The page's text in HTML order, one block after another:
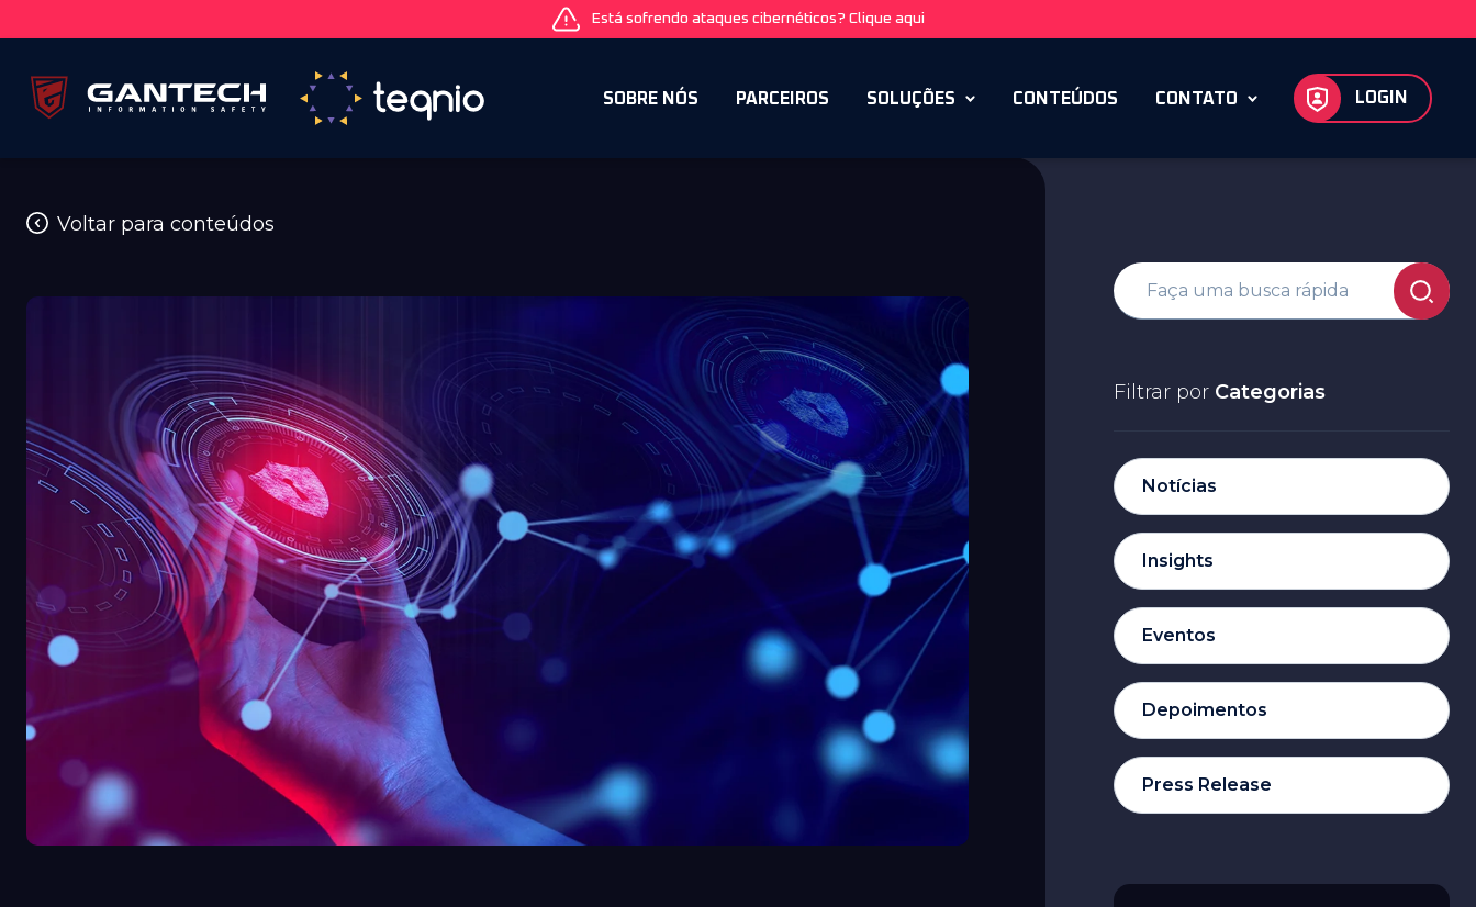
Está sofrendo ataques cibernéticos? Clique aqui
SOBRE NÓS PARCEIROS SOLUÇÕES CONTEÚDOS CONTATO LOGIN
Voltar para conteúdos
Filtrar por Categorias
Notícias
Insights
Eventos
Depoimentos
Press Release